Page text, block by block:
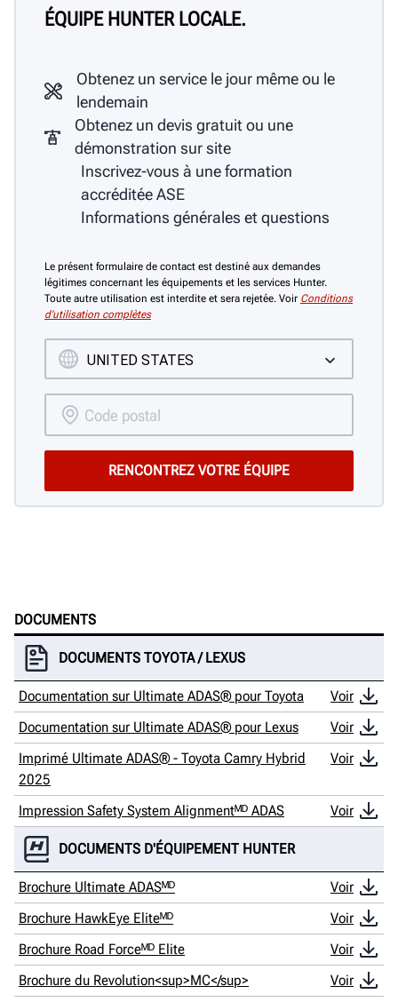
ÉQUIPE HUNTER LOCALE.
Obtenez un service le jour même ou le
lendemain
Obtenez un devis gratuit ou une
démonstration sur site
Inscrivez-vous à une formation
accréditée ASE
Informations générales et questions
Le présent formulaire de contact est destiné aux demandes
légitimes concernant les équipements et les services Hunter.
Toute autre utilisation est interdite et sera rejetée. Voir Conditions
d’utilisation complètes
DOCUMENTS
DOCUMENTS TOYOTA / LEXUS
Documentation sur Ultimate ADAS® pour Toyota
Voir
Documentation sur Ultimate ADAS® pour Lexus
Voir
Imprimé Ultimate ADAS® - Toyota Camry Hybrid
2025
Voir
Impression Safety System Alignmentᴹᴰ ADAS Voir
DOCUMENTS D'ÉQUIPEMENT HUNTER
Brochure Ultimate ADASᴹᴰ
Voir
Brochure HawkEye Eliteᴹᴰ
Voir
Brochure Road Forceᴹᴰ Elite
Voir
Brochure du Revolution<sup>MC</sup>
Voir